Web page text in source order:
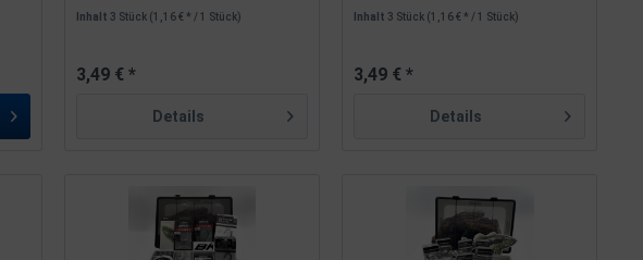
Inhalt3 Stück (1,16 € * / 1 Stück)
3,49 € *
Details
Inhalt3 Stück (1,16 € * / 1 Stück)
3,49 € *
Details